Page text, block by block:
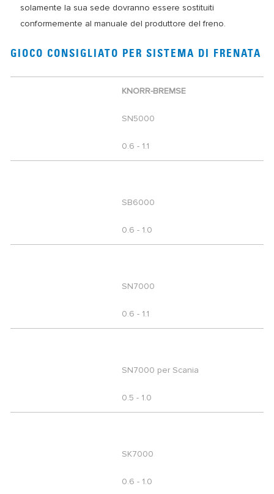
solamente la sua sede dovranno essere sostituiti
conformemente al manuale del produttore del freno.
GIOCO CONSIGLIATO PER SISTEMA DI FRENATA
KNORR-BREMSE
SN5000
0.6 - 1.1
SB6000
0.6 - 1.0
SN7000
0.6 - 1.1
SN7000 per Scania
0.5 - 1.0
SK7000
0.6 - 1.0